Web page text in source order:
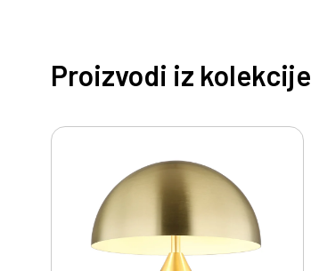
Proizvodi iz kolekcije